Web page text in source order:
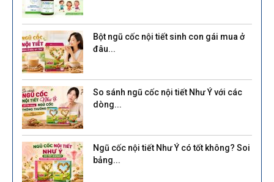
Bột ngũ cốc nội tiết sinh con gái mua ở
đâu...
So sánh ngũ cốc nội tiết Như Ý với các
dòng...
Ngũ cốc nội tiết Như Ý có tốt không? Soi
bảng...